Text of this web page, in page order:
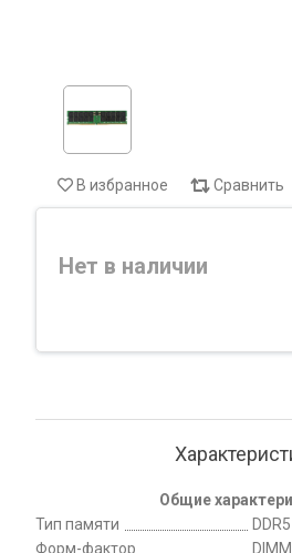
В избранное Сравнить
Нет в наличии
Общие
Тип памяти
DDR5
Форм-фактор